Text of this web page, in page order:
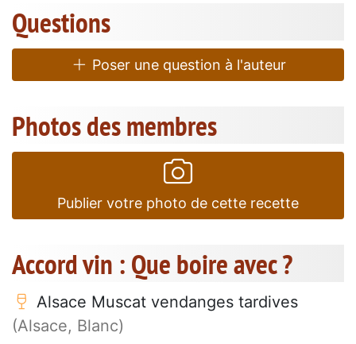
Questions
Poser une question à l'auteur
Photos des membres
Publier votre photo de cette recette
Accord vin : Que boire avec ?
Alsace Muscat vendanges tardives
(Alsace, Blanc)